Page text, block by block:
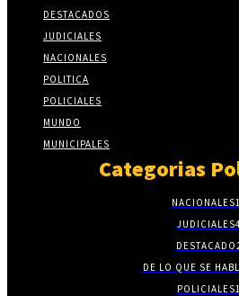
DESTACADOS
JUDICIALES
NACIONALES
POLITICA
POLICIALES
MUNDO
MUNICIPALES
Categorias
NACIONALES
JUDICIALES
DESTACADO
DE LO QUE SE
POLICIALES